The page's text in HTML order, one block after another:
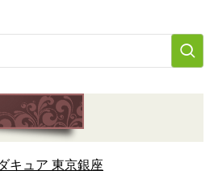
キュア 東京銀座